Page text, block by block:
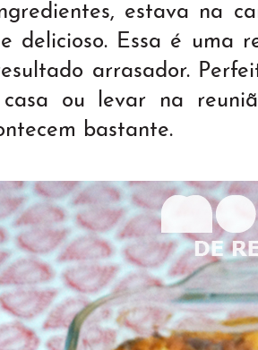
estava na
delicioso. Essa é uma
arrasador.
ou levar na
bastante.